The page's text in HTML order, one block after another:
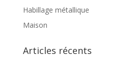
Habillage métallique
Maison
Articles récents